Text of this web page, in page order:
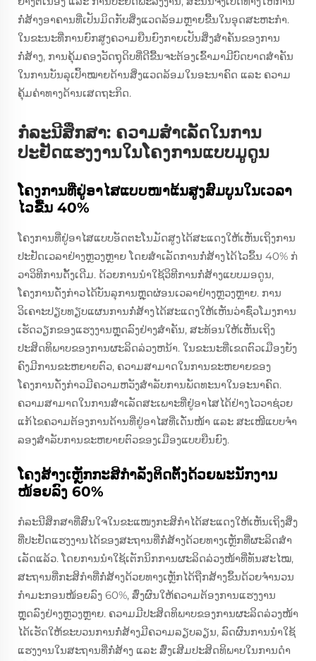
ກໍ່ສ້າງອາຄານທີ່ເປັນມິດກັບສິ່ງແວດລ້ອມຫຼາຍຂື້ນໃນອຸດສະຫະກໍາ.
ໃນຂະນະທີ່ການຍົກສູງຄວາມຍືນຍົງກາຍເປັນສິ່ງສໍາຄັນຂອງການ
ກໍ່ສ້າງ, ການຄຸ້ມຄອງວັດຖຸດິບທີ່ດີຂື້ນຈະຕ້ອງເຂົ້າມາມີບົດບາດສໍາຄັນ
ໃນການບັນລຸເປົ້າໝາຍດ້ານສິ່ງແວດລ້ອມໃນອະນາຄົດ ແລະ ຄວາມ
ຄຸ້ມຄ່າທາງດ້ານເສດຖະກິດ.
ກໍລະນີສຶກສາ: ຄວາມສໍາເລັດໃນການ
ປະຢັດແຮງງານໃນໂຄງການແບບມູດູນ
ໂຄງການທີ່ຢູ່ອາໄສແບບໜາແ້ນສູງສົມບູນໃນເວລາ
ໄວຂື້ນ 40%
ໂຄງການທີ່ຢູ່ອາໄສແບບອັດຕະໂນມັດສູງໄດ້ສະແດງໃຫ້ເຫັນເຖິງການ
ປະຢັດເວລາຢ່າງຫຼວງຫຼາຍ ໂດຍສໍາເລັດການກໍ່ສ້າງໄດ້ໄວຂຶ້ນ 40% ກ່
ວາວິທີການດັ້ງເດີມ. ດ້ວຍການນໍາໃຊ້ວິທີການກໍ່ສ້າງແບບມອດູນ,
ໂຄງການດັ່ງກ່າວໄດ້ບັນລຸການຫຼຸດຜ່ອນເວລາຢ່າງຫຼວງຫຼາຍ. ການ
ວິເຄາະປຽບທຽບແຜນການກໍ່ສ້າງໄດ້ສະແດງໃຫ້ເຫັນວ່າຊົ່ວໂມງການ
ເຮັດວຽກຂອງແຮງງານຫຼຸດລົງຢ່າງສໍາຄັນ, ສະທ້ອນໃຫ້ເຫັນເຖິງ
ປະສິດທິພາບຂອງການຜະລິດລ່ວງຫນ້າ. ໃນຂະນະທີ່ເຂດຕົວເມືອງຍັງ
ຄົງມີການຂະຫຍາຍຕົວ, ຄວາມສາມາດໃນການຂະຫຍາຍຂອງ
ໂຄງການດັ່ງກ່າວມີຄວາມຫວັງສໍາລັບການພັດທະນາໃນອະນາຄົດ.
ຄວາມສາມາດໃນການສໍາເລັດສະເພາະທີ່ຢູ່ອາໄສໄດ້ຢ່າງໄວວາຊ່ວຍ
ແກ້ໄຂຄວາມຕ້ອງການດ້ານທີ່ຢູ່ອາໄສທີ່ເດັ່ນໜ້າ ແລະ ສະເໜີແບບຈໍາ
ລອງສໍາລັບການຂະຫຍາຍຕົວຂອງເມືອງແບບຍືນຍົງ.
ໂຄງສ້າງເຫຼັກກະສິກໍາລັງຕິດຕັ້ງດ້ວຍພະນັກງານ
ໜ້ອຍລົງ 60%
ກໍລະນີສຶກສາທີ່ສົນໃຈໃນຂະແໜງກະສິກໍາໄດ້ສະແດງໃຫ້ເຫັນເຖິງສິ່ງ
ທີ່ປະຢັດແຮງງານໄດ້ຂອງສະຖານທີ່ກໍ່ສ້າງດ້ວຍທາງເຫຼັກທີ່ຜະລິດສໍາ
ເລັດແລ້ວ. ໂດຍການນໍາໃຊ້ເຕັກນິກການຜະລິດລ່ວງໜ້າທີ່ທັນສະໄໝ,
ສະຖານທີ່ກະສິກໍາທີ່ກໍ່ສ້າງດ້ວຍທາງເຫຼັກໄດ້ຖືກສ້າງຂຶ້ນດ້ວຍຈໍານວນ
ກໍາມະກອນໜ້ອຍລົງ 60%, ສົ່ງຜົນໃຫ້ຄວາມຕ້ອງການແຮງງານ
ຫຼຸດລົງຢ່າງຫຼວງຫຼາຍ. ຄວາມມີປະສິດທິພາບຂອງການຜະລິດລ່ວງໜ້າ
ໄດ້ເຮັດໃຫ້ຂະບວນການກໍ່ສ້າງມີຄວາມລຽບລຽນ, ລົດຜົນການນໍາໃຊ້
ແຮງງານໃນສະຖານທີ່ກໍ່ສ້າງ ແລະ ສົ່ງເສີມປະສິດທິພາບໃນການດໍາ